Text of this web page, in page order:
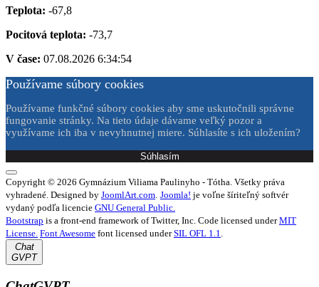
Teplota: -67,8
Pocitová teplota: -73,7
V čase: 07.08.2026 6:34:54
Používame súbory cookies
Používame funkčné súbory cookies aby sme uskutočnili správne
fungovanie stránky. Na tieto údaje dávame veľký pozor a
využívame ich iba v nevyhnutnej miere. Súhlasíte s ich uložením?
Súhlasím
Copyright © 2026 Gymnázium Viliama Paulinyho - Tótha. Všetky práva
vyhradené. Designed by JoomlArt.com Joomla! je voľne šíriteľný softvér
vydaný podľa licencie GNU General Public.
Bootstrap is a front-end framework of Twitter, Inc. Code licensed underMIT
License. Font Awesome font licensed underSIL OFL 1.1
Chat
GVPT